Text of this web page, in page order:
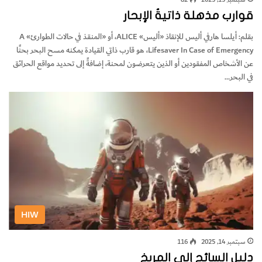
قوارب مذهلة ذاتيةُ الإبحار
بقلم: أيلسا هارفي أليس للإنقاذ «أليس» ALICE، أو «المنقذ في حالات الطوارئ» A
Lifesaver In Case of Emergency، هو قارب ذاتي القيادة يمكنه مسح البحر بحثًا
عن الأشخاص المفقودين أو الذين يتعرضون لمحنة، إضافةً إلى تحديد مواقع الحرائق
في البحر…
HIW
سبتمبر 14, 2025 116
دليل السائح إلى المريخ